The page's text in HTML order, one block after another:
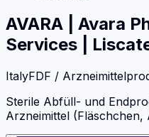
AVARA
Avara
Services |
ItalyFDF /
Sterile Abfüll- und
Arzneimittel (Fläschchen,